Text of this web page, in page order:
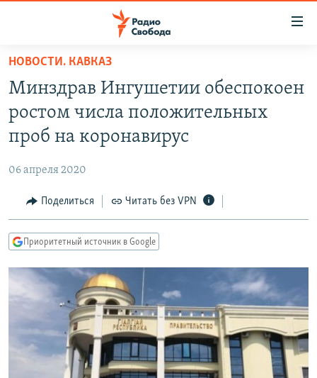
упрощенного
доступа
основному
Вернутся
Вернутся
поиску
ПОДКАСТЫ
АВТОРСКИЕ ПРОЕКТЫ
МНЕНИЯ
КУЛЬТУРА
КАВКАЗ.РЕАЛИИ
СЕВЕР.РЕАЛИИ
СИБИРЬ.РЕАЛИИ
РАСПИСАНИЕ ВЕЩАНИЯ
ПОДПИШИТЕСЬ НА РАССЫЛКУ
НОВОСТИ. КАВКАЗ
Минздрав Ингушетии обеспокоен
ростом числа положительных
проб на коронавирус
06 апреля 2020
Поделиться Читать без VPN
Приоритетный источник в Google